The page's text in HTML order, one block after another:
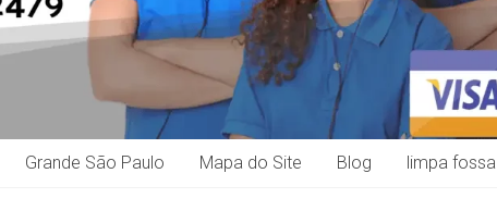
Grande São Paulo Mapa do Site Blog limpa fossa